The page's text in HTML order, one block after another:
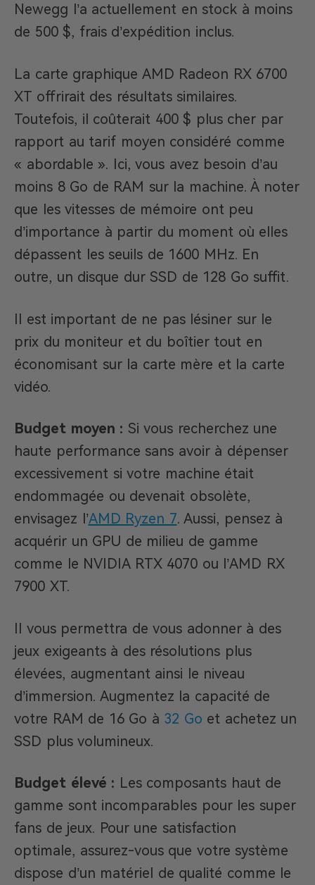
Newegg l’a actuellement en stock à moins
de 500 $, frais d’expédition inclus.
La carte graphique AMD Radeon RX 6700
XT offrirait des résultats similaires.
Toutefois, il coûterait 400 $ plus cher par
rapport au tarif moyen considéré comme
« abordable ». Ici, vous avez besoin d’au
moins 8 Go de RAM sur la machine. À noter
que les vitesses de mémoire ont peu
d’importance à partir du moment où elles
dépassent les seuils de 1600 MHz. En
outre, un disque dur SSD de 128 Go suffit.
Il est important de ne pas lésiner sur le
prix du moniteur et du boîtier tout en
économisant sur la carte mère et la carte
vidéo.
Budget moyen : Si vous recherchez une
haute performance sans avoir à dépenser
excessivement si votre machine était
endommagée ou devenait obsolète,
envisagez l’AMD Ryzen 7. Aussi, pensez à
acquérir un GPU de milieu de gamme
comme le NVIDIA RTX 4070 ou l’AMD RX
7900 XT.
Il vous permettra de vous adonner à des
jeux exigeants à des résolutions plus
élevées, augmentant ainsi le niveau
d’immersion. Augmentez la capacité de
votre RAM de 16 Go à 32 Go et achetez un
SSD plus volumineux.
Budget élevé : Les composants haut de
gamme sont incomparables pour les super
fans de jeux. Pour une satisfaction
optimale, assurez-vous que votre système
dispose d’un matériel de qualité comme le